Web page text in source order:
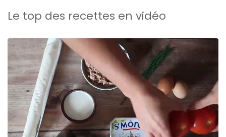
Le top des recettes en vidéo